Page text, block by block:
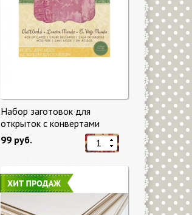
Набор заготовок для
открыток с конвертами
Старый мир (Old World) от
DCWV
99 руб.